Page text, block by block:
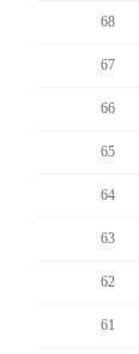
68
67
66
65
64
63
62
61